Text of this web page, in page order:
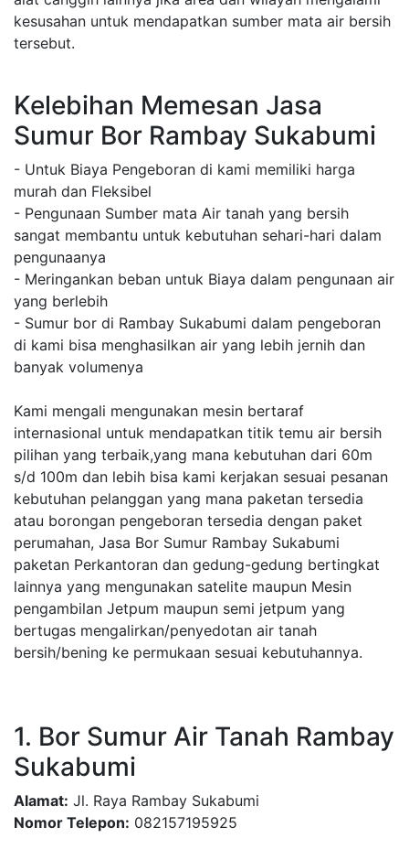
kesusahan untuk mendapatkan sumber mata air bersih
tersebut.
Kelebihan Memesan Jasa
Sumur Bor Rambay Sukabumi
- Untuk Biaya Pengeboran di kami memiliki harga
murah dan Fleksibel
- Pengunaan Sumber mata Air tanah yang bersih
sangat membantu untuk kebutuhan sehari-hari dalam
pengunaanya
- Meringankan beban untuk Biaya dalam pengunaan air
yang berlebih
- Sumur bor di Rambay Sukabumi dalam pengeboran
di kami bisa menghasilkan air yang lebih jernih dan
banyak volumenya
Kami mengali mengunakan mesin bertaraf
internasional untuk mendapatkan titik temu air bersih
pilihan yang terbaik,yang mana kebutuhan dari 60m
s/d 100m dan lebih bisa kami kerjakan sesuai pesanan
kebutuhan pelanggan yang mana paketan tersedia
atau borongan pengeboran tersedia dengan paket
perumahan, Jasa Bor Sumur Rambay Sukabumi
paketan Perkantoran dan gedung-gedung bertingkat
lainnya yang mengunakan satelite maupun Mesin
pengambilan Jetpum maupun semi jetpum yang
bertugas mengalirkan/penyedotan air tanah
bersih/bening ke permukaan sesuai kebutuhannya.
1. Bor Sumur Air Tanah Rambay
Sukabumi
Alamat: Jl. Raya Rambay Sukabumi
Nomor Telepon: 082157195925